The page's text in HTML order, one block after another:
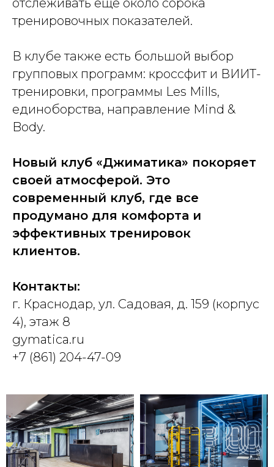
отслеживать еще около сорока
тренировочных показателей.
В клубе также есть большой выбор
групповых программ: кроссфит и ВИИТ-
тренировки, программы Les Mills,
единоборства, направление Mind &
Body.
Новый клуб «Джиматика» покоряет
своей атмосферой. Это
современный клуб, где все
продумано для комфорта и
эффективных тренировок
клиентов.
Контакты:
г. Краснодар, ул. Садовая, д. 159 (корпус
4), этаж 8
gymatica.ru
+7 (861) 204-47-09